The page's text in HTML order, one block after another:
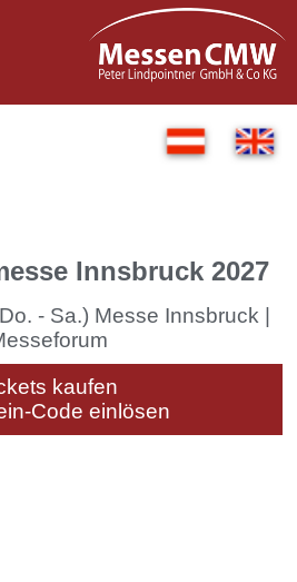
Innsbruck 2027
- Sa.) Messe Innsbruck |
kaufen
Code einlösen